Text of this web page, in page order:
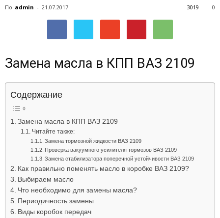
ВАЗ
По admin - 21.07.2017 0
3019
Замена масла в КПП ВАЗ 2109
Содержание
Замена масла в КПП ВАЗ 2109
Читайте также:
Замена тормозной жидкости ВАЗ 2109
Проверка вакуумного усилителя тормозов ВАЗ 2109
Замена стабилизатора поперечной устойчивости ВАЗ 2109
Как правильно поменять масло в коробке ВАЗ 2109?
Выбираем масло
Что необходимо для замены масла?
Периодичность замены
Виды коробок передач